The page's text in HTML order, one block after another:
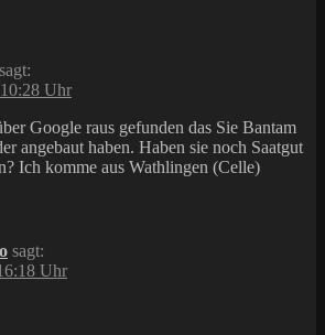
sagt:
Uhr
Google raus gefunden das Sie Bantam
angebaut haben. Haben sie noch Saatgut
Ich komme aus Wathlingen (Celle)
sagt:
Uhr